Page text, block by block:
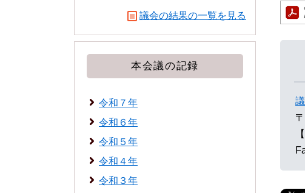
議会の結果の一覧を見る
本会議の記録
令和７年
令和６年
令和５年
令和４年
令和３年